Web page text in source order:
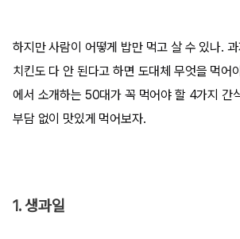
하지만 사람이 어떻게 밥만 먹고 살 수 있나.
치킨도 다 안 된다고 하면 도대체 무엇을 먹어
에서 소개하는 50대가 꼭 먹어야 할 4가지 간
부담 없이 맛있게 먹어보자.
1. 생과일